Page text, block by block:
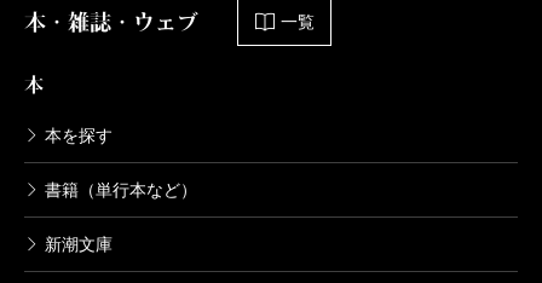
本・雑誌・ウェブ 一覧
本
本を探す
書籍（単行本など）
新潮文庫